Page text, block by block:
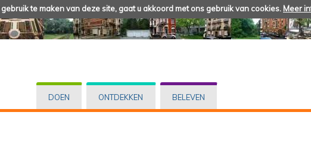
te maken van deze site, gaat u akkoord met ons gebruik van cookies. Meer
DOEN ONTDEKKEN BELEVEN